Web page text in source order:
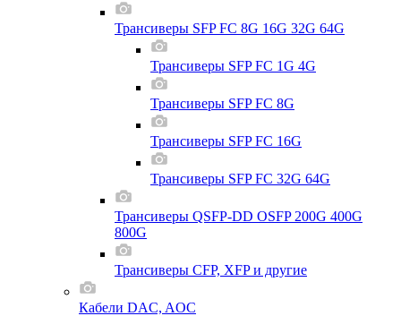
Трансиверы SFP FC 8G 16G 32G 64G
Трансиверы SFP FC 1G 4G
Трансиверы SFP FC 8G
Трансиверы SFP FC 16G
Трансиверы SFP FC 32G 64G
Трансиверы QSFP-DD OSFP 200G 400G
800G
Трансиверы CFP, XFP и другие
Кабели DAC, AOC